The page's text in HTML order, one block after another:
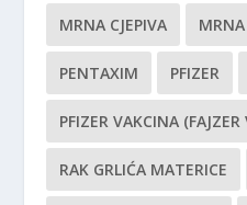
MRNA CJEPIVA
PENTAXIM PFIZER
PFIZER VAKCINA
RAK GRLIĆA MATERICE